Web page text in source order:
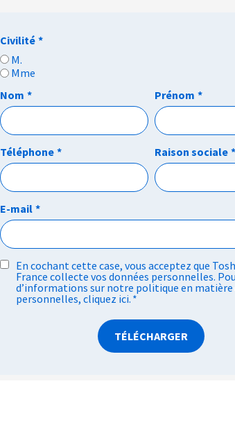
Civilité *
M.
Mme
Nom * Prénom *
Téléphone * Raison sociale *
E-mail *
RGPDEn cochant cette case, vous acceptez que
France collecte vos données personnelles.
d’informations sur notre politique en matière
personnelles, cliquez ici. *